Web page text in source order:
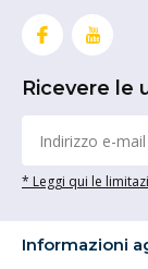
Ricevere le
* Leggi qui le
Informazioni